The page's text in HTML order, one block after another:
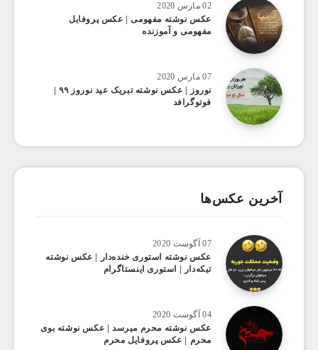
02 مارس 2020
عکس نوشته مفهومی | عکس پروفایل
مفهومی و آموزنده
07 مارس 2020
نوروز | عکس نوشته تبریک عید نوروز ۹۹ |
فوتوگرافد
آخرین عکس‌ها
07 آگوست 2020
عکس ‌نوشته استوری خنده‌دار | عکس نوشته
تیکه‌دار | استوری اینستاگرام
04 آگوست 2020
عکس ‌نوشته محرم میرسد | عکس نوشته بوی
محرم | عکس پروفایل محرم